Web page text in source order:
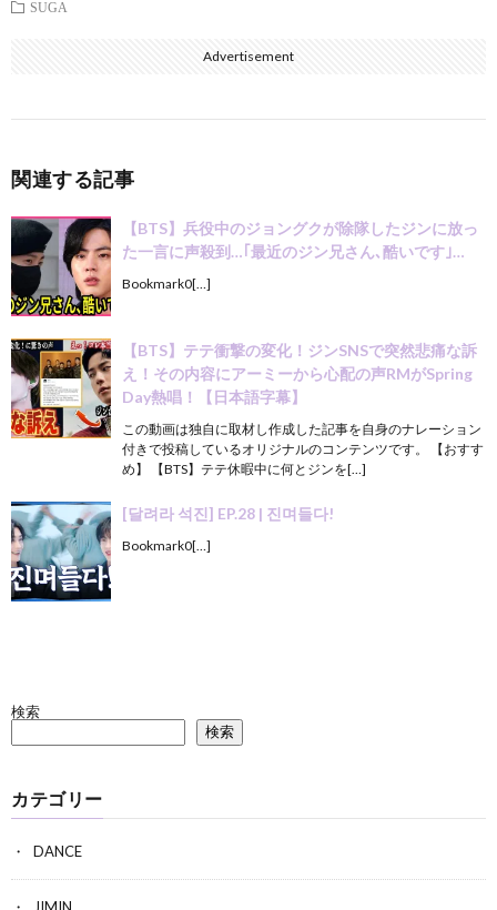
SUGA
Advertisement
関連する記事
【BTS】兵役中のジョングクが除隊したジンに放っ
た一言に声殺到…｢最近のジン兄さん､酷いです｣…
Bookmark0[…]
【BTS】テテ衝撃の変化！ジンSNSで突然悲痛な訴
え！その内容にアーミーから心配の声RMがSpring
Day熱唱！【日本語字幕】
この動画は独自に取材し作成した記事を自身のナレーション
付きで投稿しているオリジナルのコンテンツです。 【おすす
め】 【BTS】テテ休暇中に何とジンを[…]
[달려라 석진] EP.28 | 진며들다!
Bookmark0[…]
検索
検索
カテゴリー
DANCE
JIMIN